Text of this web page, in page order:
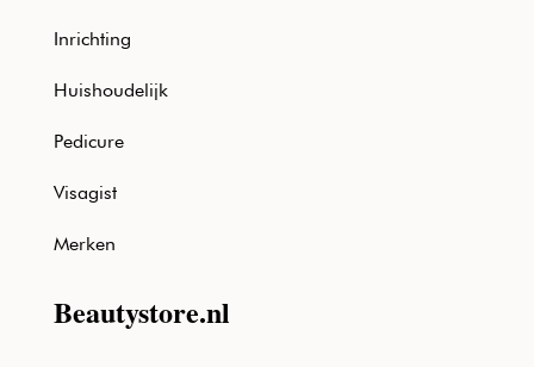
Inrichting
Huishoudelijk
Pedicure
Visagist
Merken
Beautystore.nl